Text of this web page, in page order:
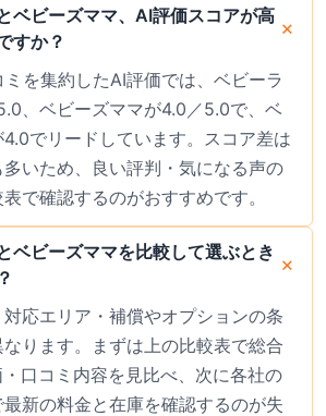
ベビーズママ、AI評価スコアが高
すか？
を集約したAI評価では、ベビーラ
、ベビーズママが4.0／5.0で、ベ
4.0でリードしています。スコア差は
いため、良い評判・気になる声の
で確認するのがおすすめです。
ベビーズママを比較して選ぶとき
応エリア・補償やオプションの条
ります。まずは上の比較表で総合
口コミ内容を見比べ、次に各社の
新の料金と在庫を確認するのが失